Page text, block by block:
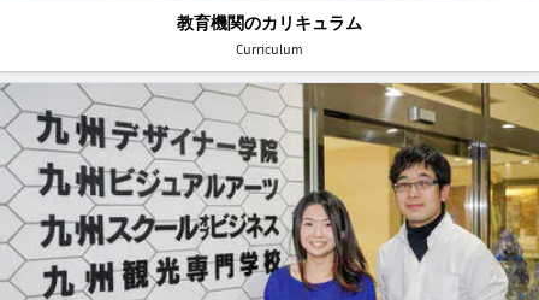
教育機関のカリキュラム
Curriculum